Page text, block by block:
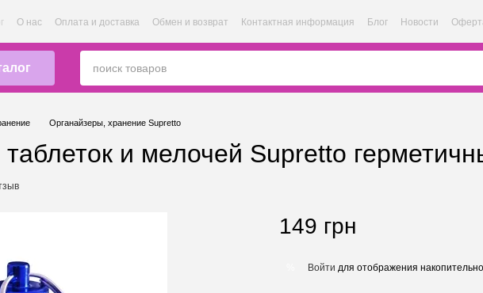
О нас Оплата и доставка Обмен и возврат Контактная информация Блог Новости
Органайзеры, хранение Supretto
и мелочей Supretto
149 грн
Войти для отображения